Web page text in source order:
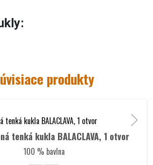
produkty
tenká kukla BALACLAVA, 1 otvor
100 % bavlna